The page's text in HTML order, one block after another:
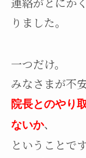
りました。
一つだけ。
みなさまが不
院長とのやり
ないか、
ということです